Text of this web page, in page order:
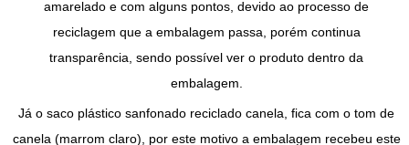
amarelado e com alguns pontos, devido ao processo de
reciclagem que a embalagem passa, porém continua
transparência, sendo possível ver o produto dentro da
embalagem.
Já o saco plástico sanfonado reciclado canela , fica com o tom de
canela (marrom claro), por este motivo a embalagem recebeu este